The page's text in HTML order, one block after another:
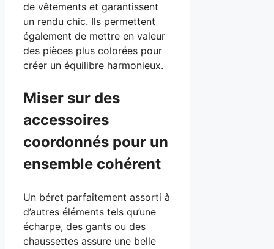
de vêtements et garantissent
un rendu chic. Ils permettent
également de mettre en valeur
des pièces plus colorées pour
créer un équilibre harmonieux.
Miser sur des
accessoires
coordonnés pour un
ensemble cohérent
Un béret parfaitement assorti à
d’autres éléments tels qu’une
écharpe, des gants ou des
chaussettes assure une belle